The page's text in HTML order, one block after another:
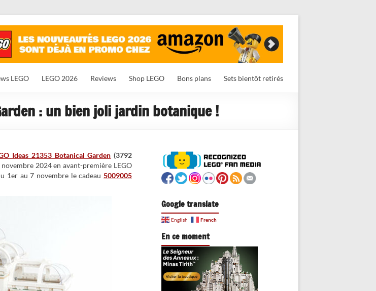
LEGO LEGO 2026 Reviews Shop LEGO Bons plans Sets bientôt retirés
: un bien joli jardin botanique !
Ideas 21353 Botanical Garden (3792
2024 en avant-première LEGO
1er au 7 novembre le cadeau 5009005
Google translate
English French
En ce moment